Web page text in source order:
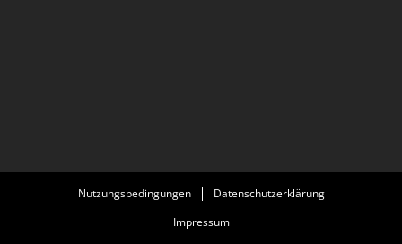
Nutzungsbedingungen
Datenschutzerklärung
Impressum